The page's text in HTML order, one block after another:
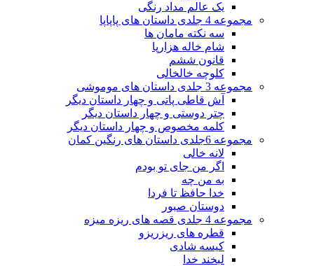
یک عالم مداد رنگی
مجموعه 4 جلدی داستان های پاپاپا
سه نکته مامان ها
شام خاله هزارپا
قانون ششم
کلوچه خالخالی
مجموعه 3 جلدی داستان های موموشی
آش قاطی پاتی و چهار داستان دیگر
چتر دوستی و چهار داستان دیگر
کلمه مخصوص و چهار داستان دیگر
مجموعه 6جلدی داستان های رنگین کمان
لانه خالی
اگر من جای تو بودم
به من چه
خدا حافظ تا فردا
دوستان صبور
مجموعه 4 جلدی قصه های ریزه میزه
قطره های ریزریزو
کیسه شادی
لبخند خدا